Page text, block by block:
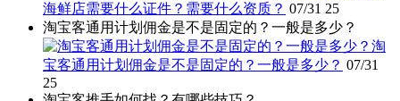
海鲜店需要什么证件？需要什么资质？ 07/31 25
淘宝客通用计划佣金是不是固定的？一般是多少？
淘
宝客通用计划佣金是不是固定的？一般是多少？ 07/31
25